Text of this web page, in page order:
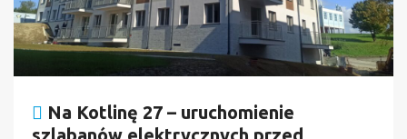
Na Kotlinę 27 – uruchomienie